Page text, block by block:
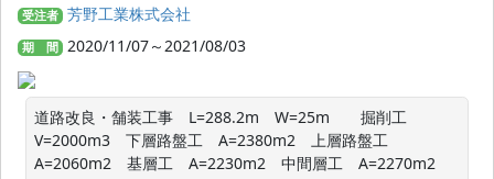
受注者 芳野工業株式会社
期 間 2020/11/07～2021/08/03
道路改良・舗装工事　L=288.2m　W=25m　　掘削工
V=2000m3　下層路盤工　A=2380m2　上層路盤工
A=2060m2　基層工　A=2230m2　中間層工　A=2270m2